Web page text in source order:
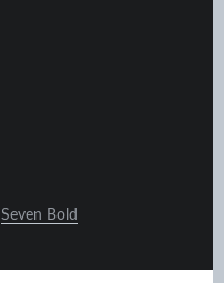
Seven Bold